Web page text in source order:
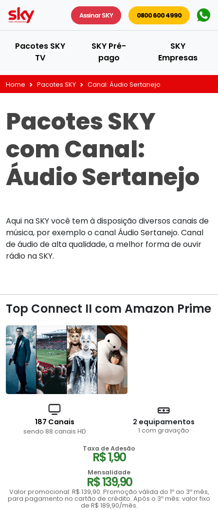
Assinar SKY 0800 600 4990
Pacotes SKY
TV
SKY Pré-
pago
SKY
Empresas
Home Pacotes SKY Canal: Áudio Sertanejo
Pacotes SKY
com Canal:
Áudio Sertanejo
Aqui na SKY você tem à disposição diversos canais de
música, por exemplo o canal Áudio Sertanejo. Canal
de áudio de alta qualidade, a melhor forma de ouvir
rádio na SKY.
Top Connect II com Amazon Prime
187 Canais
sendo 88 canais HD
2 equipamentos
1 com gravação
Taxa de Adesão
R$ 1,90
Mensalidade
R$ 139,90
Valor promocional: R$ 139,90. Promoção válida do 1º ao 3º mês,
para pagamento no cartão de crédito. Após o 3º mês: valor fixo
de R$ 189,90/mês.